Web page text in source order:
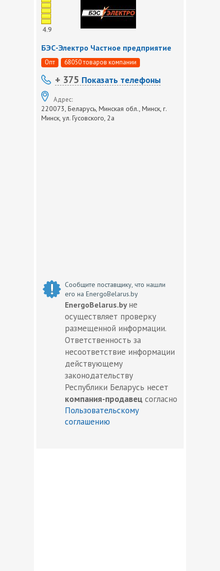
4.9
БЭС-Электро Частное предприятие
Опт 68050 товаров компании
+ 375 Показать телефоны
Адрес:
220073, Беларусь, Минская обл., Минск, г.
Минск, ул. Гусовского, 2а
Сообщите поставщику, что нашли
его на EnergoBelarus.by
EnergoBelarus.by не
осуществляет проверку
размещенной информации.
Ответственность за
несоответствие информации
действующему
законодательству
Республики Беларусь несет
компания-продавец согласно
Пользовательскому
соглашению